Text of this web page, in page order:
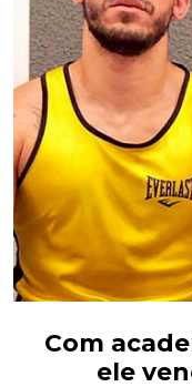
Com
ele